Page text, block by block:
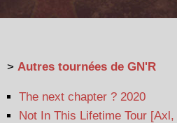
> Autres tournées de GN'R
The next chapter ? 2020
Not In This Lifetime Tour